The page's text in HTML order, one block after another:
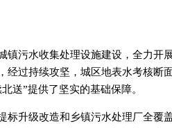
镇污水收集处理设施建设，全力开
经过持续攻坚，城区地表水考核断
送”提供了坚实的基础保障。
标升级改造和乡镇污水处理厂全覆